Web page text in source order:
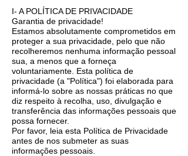
I- A POLÍTICA DE PRIVACIDADE
Garantia de privacidade!
Estamos absolutamente comprometidos em
proteger a sua privacidade, pelo que não
recolheremos nenhuma informação pessoal
sua, a menos que a forneça
voluntariamente. Esta política de
privacidade (a "Política") foi elaborada para
informá-lo sobre as nossas práticas no que
diz respeito à recolha, uso, divulgação e
transferência das informações pessoais que
possa fornecer.
Por favor, leia esta Política de Privacidade
antes de nos submeter as suas
informações pessoais.